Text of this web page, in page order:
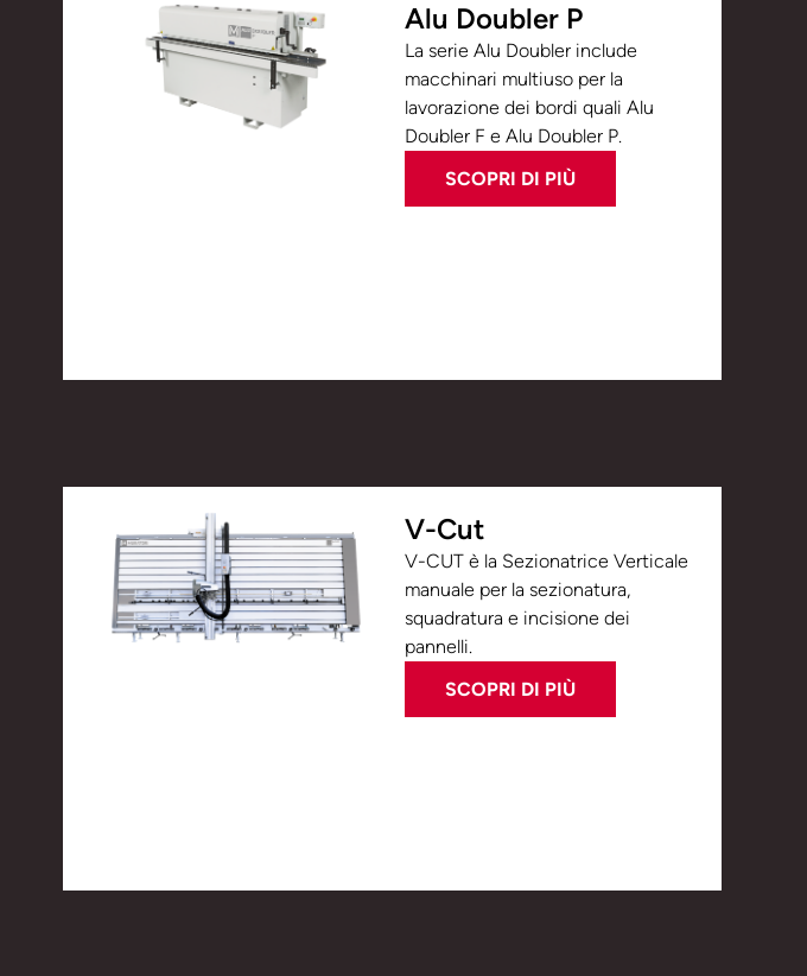
Alu Doubler P
La serie Alu Doubler include
macchinari multiuso per la
lavorazione dei bordi quali Alu
Doubler F e Alu Doubler P.
SCOPRI DI PIÙ
V-Cut
V-CUT è la Sezionatrice Verticale
manuale per la sezionatura,
squadratura e incisione dei
pannelli.
SCOPRI DI PIÙ